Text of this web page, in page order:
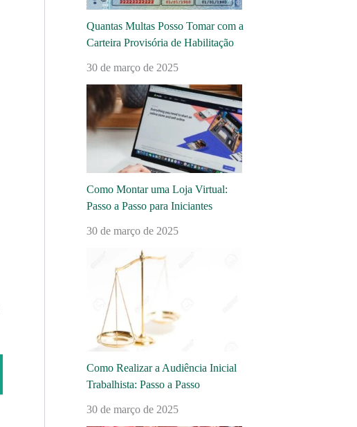
Quantas Multas Posso Tomar com a
Carteira Provisória de Habilitação
30 de março de 2025
Como Montar uma Loja Virtual:
Passo a Passo para Iniciantes
30 de março de 2025
Como Realizar a Audiência Inicial
Trabalhista: Passo a Passo
30 de março de 2025